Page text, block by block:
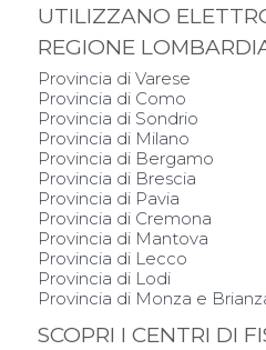
UTILIZZANO
REGIONE
Provincia di Varese
Provincia di Como
Provincia di Sondrio
Provincia di Milano
Provincia di Bergamo
Provincia di Brescia
Provincia di Pavia
Provincia di Cremona
Provincia di Mantova
Provincia di Lecco
Provincia di Lodi
Provincia di Monza e
SCOPRI I CENTRI DI